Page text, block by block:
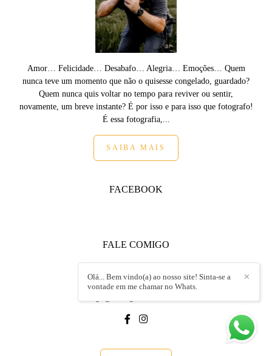
Amor… Felicidade… Desabafo… Alegria… Emoções… Quem
nunca teve um momento que não o quisesse congelado, guardado?
Quem nunca quis voltar no tempo para reviver ou sentir,
novamente, um breve instante? É por isso e para isso que fotografo!
É essa fotografia,...
SAIBA MAIS
FACEBOOK
FALE COMIGO
Enviar mensagem
✕
Olá... Bem vindo(a) ao nosso site! Sinta-se a
vontade em me chamar no Whats.